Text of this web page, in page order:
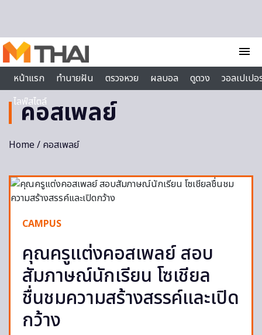
menu
หน้าแรก
ทำนายฝัน ตรวจหวย ผลบอล ดูดวง
วอลเปเป
ไลฟ์สไตล์
คอสเพลย์
Home/ คอสเพลย์
CAMPUS
คุณครูแต่งคอสเพลย์ สอบ
สัมภาษณ์นักเรียน โซเชียล
ชื่นชมความสร้างสรรค์และเปิด
กว้าง